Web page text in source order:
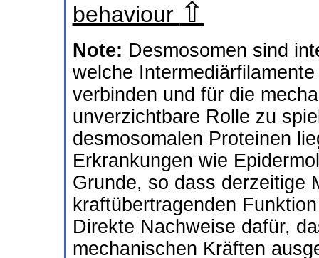
behaviour ⇧
Note: Desmosomen sind
welche
verbinden und für die
unverzichtbare Rolle zu
desmosomalen Proteinen
Erkrankungen wie
Grunde, so dass derzeitige
kraftübertragenden
Direkte Nachweise dafür,
mechanischen Kräften